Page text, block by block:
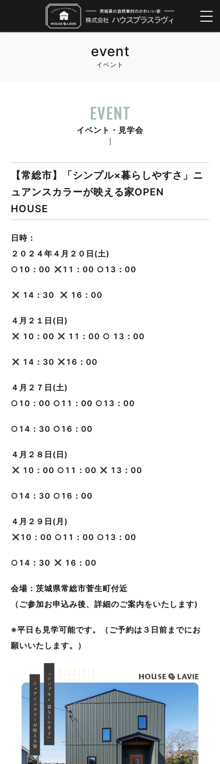
event
イベント
EVENT
イベント・見学会
【常総市】「シンプル×暮らしやすさ」ニ
ュアンスカラーが映える家OPEN
HOUSE
日時：
２０２４年４月２０日(土)
○10：00
11：00 ○13：00
14：30 ‪ 16：00
４月２１日(日)
10：00
11：00 ○ 13：00
14：30 16：00
４月２７日(土)
○10：00 ○11：00 ○13：00
○14：30 ○16：00
４月２８日(日)
10：00 ○11：00
13：00
○14：30 ○16：00
４月２９日(月)
10：00 ○11：00 ○13：00
○14：30 16：00
会場：茨城県常総市菅生町付近
（ご参加お申込み後、詳細のご案内をいたします)
※平日も見学可能です。（ご予約は３日前までにお
願いいたします。）